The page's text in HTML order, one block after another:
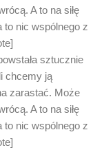
A to na siłę
to nic wspólnego z
sztucznie
chcemy ją
zarastać. Może
A to na siłę
to nic wspólnego z